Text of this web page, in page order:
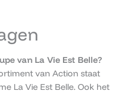
van La Vie Est Belle?
van Action staat
La Vie Est Belle. Ook het